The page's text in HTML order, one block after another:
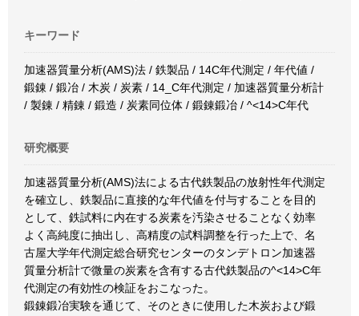
キーワード
加速器質量分析(AMS)法 / 鉄製品 / 14C年代測定 / 年代値 /
鍛錬 / 鍛冶 / 木炭 / 炭素 / 14_C年代測定 / 加速器質量分析計
/ 製錬 / 精錬 / 鍛造 / 炭素同位体 / 鍛錬鍛冶 / ^<14>C年代
研究概要
加速器質量分析(AMS)法による古代鉄製品の放射性年代測定
を確立し、鉄製品に直接的な年代値を付与することを目的
として、鉄試料に内在する炭素を汚染させることなく効率
よく高純度に抽出し、高精度の試料調整を行った上で、名
古屋大学年代測定総合研究センターのタンデトロン加速器
質量分析計で微量の炭素を含有する古代鉄製品の^<14>C年
代測定の有効性の検証をおこなった。
鍛錬鍛冶実験を通じて、そのときに使用した木炭および鍛